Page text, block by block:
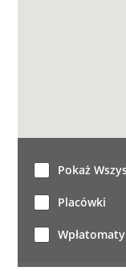
Pokaż
Placówki
Wpłatomaty